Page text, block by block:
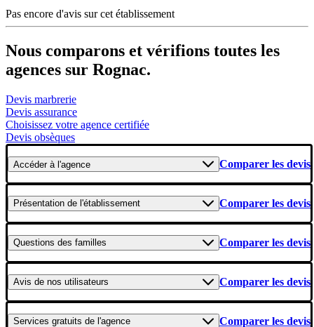
Pas encore d'avis sur cet établissement
Nous comparons et vérifions toutes les
agences sur Rognac.
Devis marbrerie
Devis assurance
Choisissez votre agence certifiée
Devis obsèques
Accéderà l'agence Comparer les devis
Présentation de l'établissement Comparer les devis
Questions des familles Comparer les devis
Avis de nos utilisateurs Comparer les devis
Services gratuits de l'agence Comparer les devis